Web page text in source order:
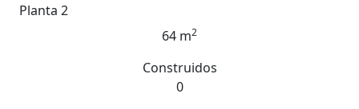
Planta 2
64 m2
Construidos
0